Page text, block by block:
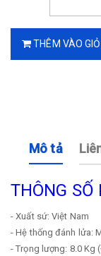
THÊM VÀO
Mô tả
THÔNG SỐ
- Xuất sứ: Việt Nam
- Hệ thống đánh lửa:
- Trọng lượng: 8.0 Kg